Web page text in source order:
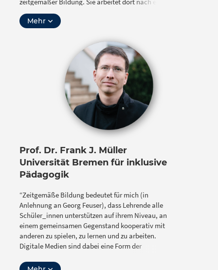
Geschäftsmodell des Teilens. So erlebt sie immer
wieder ganz praktisch, dass Offenheit in der Bildung
Mehr
Prof. Dr. Frank J. Müller
Universität Bremen für inklusive
Pädagogik
“Zeitgemäße Bildung bedeutet für mich (in
Anlehnung an Georg Feuser), dass Lehrende alle
Schüler_innen unterstützen auf ihrem Niveau, an
einem gemeinsamen Gegenstand kooperativ mit
anderen zu spielen, zu lernen und zu arbeiten.
Digitale Medien sind dabei eine Form der